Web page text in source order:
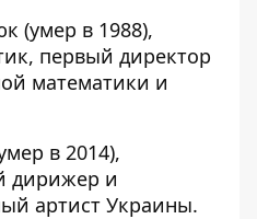
(умер в 1988),
первый директор
математики и
в 2014),
дирижер и
артист Украины.